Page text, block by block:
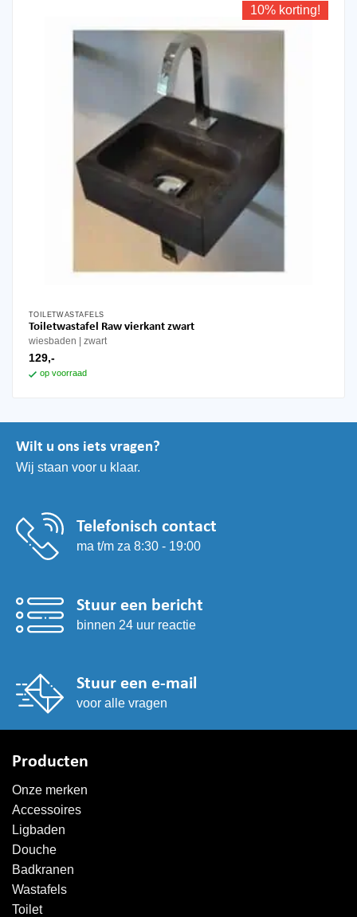
10% korting!
TOILETWASTAFELS
Toiletwastafel Raw vierkant zwart
wiesbaden zwart
129,-
op voorraad
Wilt u ons iets vragen?
Wij staan voor u klaar.
Telefonisch contact
ma t/m za 8:30 - 19:00
Stuur een bericht
binnen 24 uur reactie
Stuur een e-mail
voor alle vragen
Producten
Onze merken
Accessoires
Ligbaden
Douche
Badkranen
Wastafels
Toilet